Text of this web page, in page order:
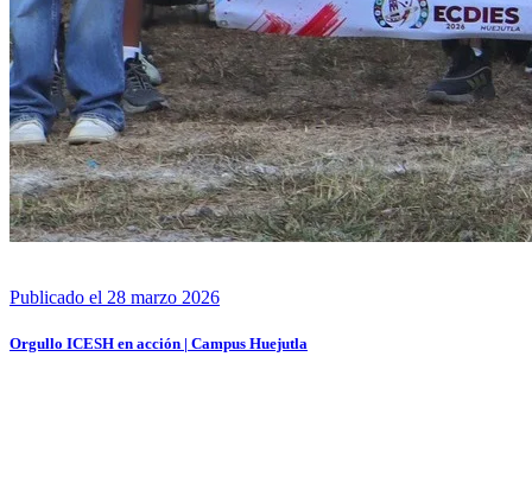
Publicado el 28 marzo 2026
Orgullo ICESH en acción | Campus Huejutla